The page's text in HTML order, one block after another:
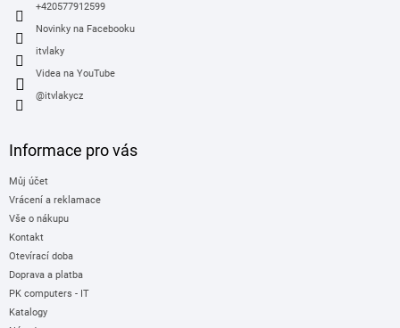
+420577912599
Novinky na Facebooku
itvlaky
Videa na YouTube
@itvlakycz
Informace pro vás
Můj účet
Vrácení a reklamace
Vše o nákupu
Kontakt
Otevírací doba
Doprava a platba
PK computers - IT
Katalogy